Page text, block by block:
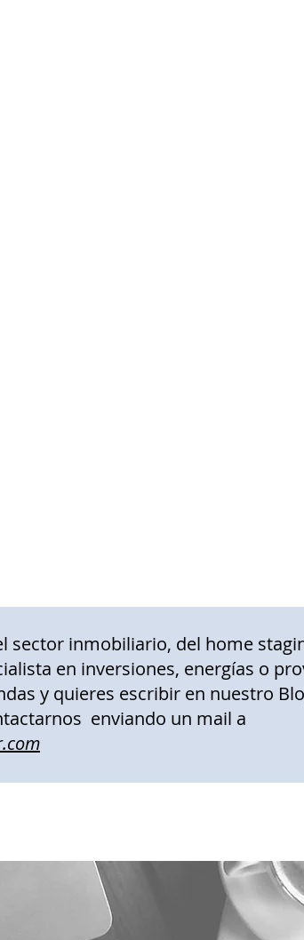
sector inmobiliario, del home
en inversiones, energías o
y quieres escribir en nuestro
enviando un mail a